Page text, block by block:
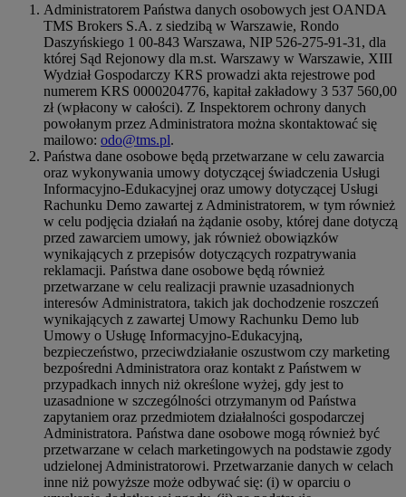
Administratorem Państwa danych osobowych jest OANDA
TMS Brokers S.A. z siedzibą w Warszawie, Rondo
Daszyńskiego 1 00-843 Warszawa, NIP 526-275-91-31, dla
której Sąd Rejonowy dla m.st. Warszawy w Warszawie, XIII
Wydział Gospodarczy KRS prowadzi akta rejestrowe pod
numerem KRS 0000204776, kapitał zakładowy 3 537 560,00
zł (wpłacony w całości). Z Inspektorem ochrony danych
powołanym przez Administratora można skontaktować się
mailowo: odo@tms.pl.
Państwa dane osobowe będą przetwarzane w celu zawarcia
oraz wykonywania umowy dotyczącej świadczenia Usługi
Informacyjno-Edukacyjnej oraz umowy dotyczącej Usługi
Rachunku Demo zawartej z Administratorem, w tym również
w celu podjęcia działań na żądanie osoby, której dane dotyczą
przed zawarciem umowy, jak również obowiązków
wynikających z przepisów dotyczących rozpatrywania
reklamacji. Państwa dane osobowe będą również
przetwarzane w celu realizacji prawnie uzasadnionych
interesów Administratora, takich jak dochodzenie roszczeń
wynikających z zawartej Umowy Rachunku Demo lub
Umowy o Usługę Informacyjno-Edukacyjną,
bezpieczeństwo, przeciwdziałanie oszustwom czy marketing
bezpośredni Administratora oraz kontakt z Państwem w
przypadkach innych niż określone wyżej, gdy jest to
uzasadnione w szczególności otrzymanym od Państwa
zapytaniem oraz przedmiotem działalności gospodarczej
Administratora. Państwa dane osobowe mogą również być
przetwarzane w celach marketingowych na podstawie zgody
udzielonej Administratorowi. Przetwarzanie danych w celach
inne niż powyższe może odbywać się: (i) w oparciu o